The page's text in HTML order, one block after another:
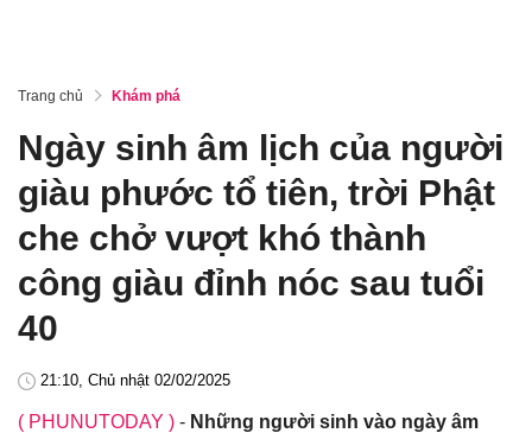
Trang chủ Khám phá
Ngày sinh âm lịch của người
giàu phước tổ tiên, trời Phật
che chở vượt khó thành
công giàu đỉnh nóc sau tuổi
40
21:10, Chủ nhật 02/02/2025
( PHUNUTODAY ) - Những người sinh vào ngày âm